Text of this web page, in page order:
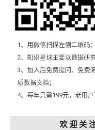
1、用微信扫描左侧二维码；
2、知识星球主要以数据研
3、加入后免费提问、免费
质数据文档；
4、每年只需199元，老用户
欢 迎 关